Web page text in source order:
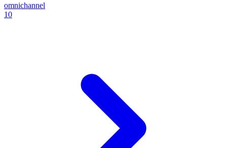
omnichannel
10